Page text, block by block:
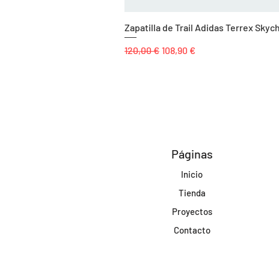
Zapatilla de Trail Adidas Terrex
Precio
120,00 € Precio de oferta
108,90 €
Páginas
Inicio
Tienda
Proyectos
Contacto